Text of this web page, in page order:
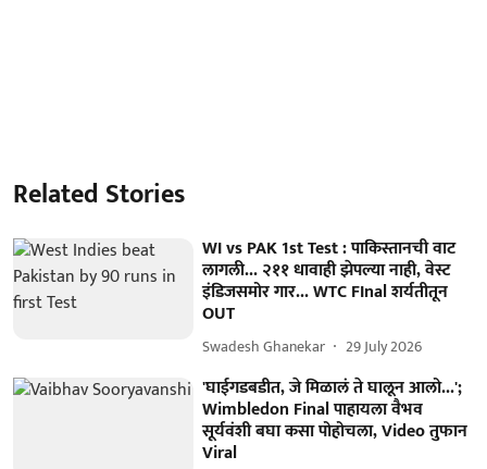
Related Stories
WI vs PAK 1st Test : पाकिस्तानची वाट
लागली... २११ धावाही झेपल्या नाही, वेस्ट
इंडिजसमोर गार... WTC FInal शर्यतीतून
OUT
Swadesh Ghanekar 29 July 2026
'घाईगडबडीत, जे मिळालं ते घालून आलो...';
Wimbledon Final पाहायला वैभव
सूर्यवंशी बघा कसा पोहोचला, Video तुफान
Viral